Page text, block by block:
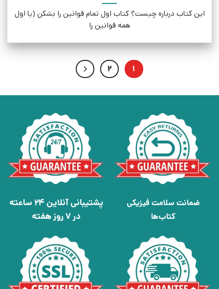
این کتاب درباره چیست؟ کتاب اول تمام قوانین را بشکن (یا اول
همه قوانین را
1
2
ضمانت سلامت فیزیکی
کتاب‌ها
پشتیبانی آنلاین 24 ساعته
در 7 روز هفته